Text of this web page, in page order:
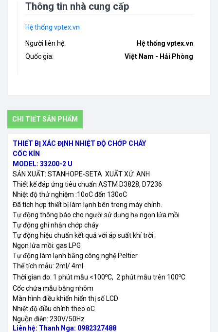
Thông tin nhà cung cấp
Hệ thống vptex.vn
Người liên hệ:
Hệ thống vptex.vn
Quốc gia:
Việt Nam - Hải Phòng
CHI TIẾT SẢN PHẨM
THIẾT BỊ XÁC ĐỊNH NHIỆT ĐỘ CHỚP CHÁY
CỐC KÍN
MODEL: 33200-2 U
SẢN XUẤT: STANHOPE-SETA XUẤT XỨ: ANH
Thiết kế đáp ứng tiêu chuẩn ASTM D3828, D7236
Nhiệt độ thử nghiệm :10oC đến 130oC
Đã tích hợp thiết bị làm lạnh bên trong máy chính.
Tự động thông báo cho người sử dụng hạ ngọn lửa mồi
Tự động ghi nhận chớp cháy
Tự động hiệu chuẩn kết quả với áp suất khí trời.
Ngọn lửa mồi: gas LPG
Tự động làm lạnh bằng công nghệ Peltier
Thể tích mẫu: 2ml/ 4ml
Thời gian đo: 1 phút mẫu <100oC, 2 phút mẫu trên 100oC
Cốc chứa mẫu bằng nhôm
Màn hình điều khiển hiển thị số LCD
Nhiệt độ điều chỉnh theo oC
Nguồn điện: 230V/50Hz
Liên hệ: Thanh Nga: 0982327488